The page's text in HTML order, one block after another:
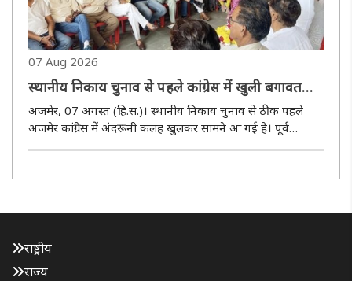
07 Aug 2026
स्थानीय निकाय चुनाव से पहले कांग्रेस में खुली बगावत
पायलट खेमे ने डीसीसी को नकारा
अजमेर, 07 अगस्त (हि.स.)। स्थानीय निकाय चुनाव से ठीक पहले
अजमेर कांग्रेस में अंदरूनी कलह खुलकर सामने आ गई है। पूर्व
खारिज कर दिया।..
राष्ट्रीय
राज्य